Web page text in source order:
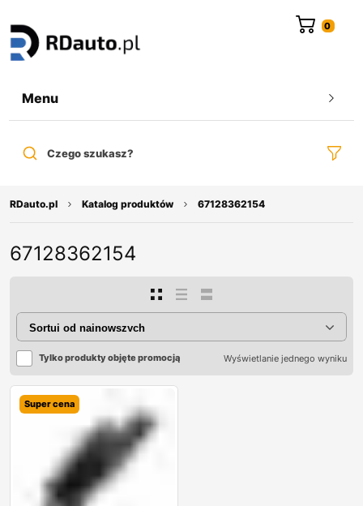
Menu
Czego szukasz?
RDauto.pl Katalog produktów 67128362154
67128362154
Tylko produkty objęte promocją Wyświetlanie jednego wyniku
Super cena